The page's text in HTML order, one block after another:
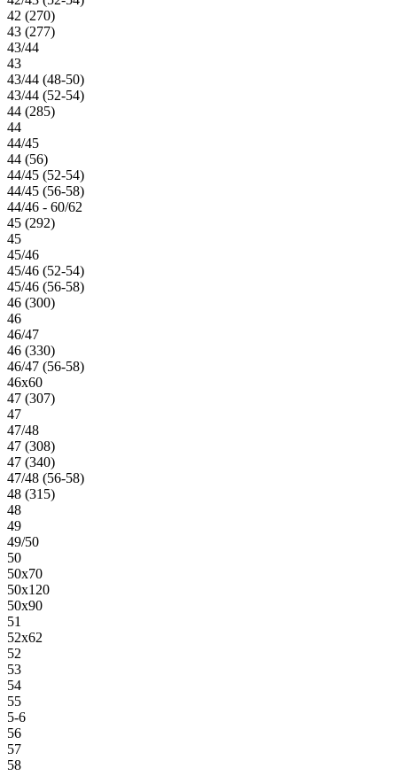
42 (270)
43 (277)
43/44
43
43/44 (48-50)
43/44 (52-54)
44 (285)
44
44/45
44 (56)
44/45 (52-54)
44/45 (56-58)
44/46 - 60/62
45 (292)
45
45/46
45/46 (52-54)
45/46 (56-58)
46 (300)
46
46/47
46 (330)
46/47 (56-58)
46х60
47 (307)
47
47/48
47 (308)
47 (340)
47/48 (56-58)
48 (315)
48
49
49/50
50
50х70
50х120
50х90
51
52х62
52
53
54
55
5-6
56
57
58